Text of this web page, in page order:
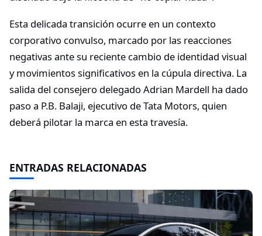
Esta delicada transición ocurre en un contexto
corporativo convulso, marcado por las reacciones
negativas ante su reciente cambio de identidad visual
y movimientos significativos en la cúpula directiva. La
salida del consejero delegado Adrian Mardell ha dado
paso a P.B. Balaji, ejecutivo de Tata Motors, quien
deberá pilotar la marca en esta travesía.
ENTRADAS RELACIONADAS